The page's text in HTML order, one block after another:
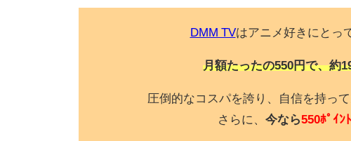
DMM TVはアニメ好きにとっ
月額たったの550円で、約
圧倒的なコスパを誇り、自信を持っ
さらに、 今なら550ﾎﾟｲﾝﾄ